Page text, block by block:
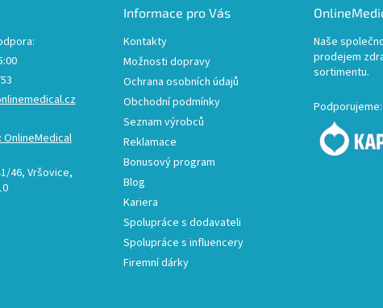
46, Vršovice,
Informace pro Vás
Kontakty
Možnosti dopravy
Ochrana osobních údajů
Obchodní podmínky
Seznam výrobců
Reklamace
Bonusový program
Blog
Kariera
Spolupráce s dodavateli
Spolupráce s influencery
Firemní dárky
Naše
prodejem
sortimentu.
Podporujeme: